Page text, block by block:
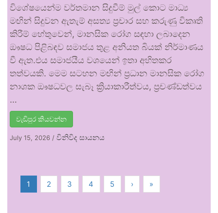
විශේෂයෙන්ම වර්තමාන සිදුවීම් මුල් කොට මාධ්‍ය
මඟින් සිදුවන ඇතැම් අසත්‍ය ප්‍රචාර සහ කරුණු විකෘති
කිරීම් හේතුවෙන්, මානසික රෝග සඳහා ලබාදෙන
ඖෂධ පිළිබඳව සමාජය තුළ අනියත බියක් නිර්මාණය
වී ඇත.එය සමාජයීය වශයෙන් ඉතා අහිතකර
තත්වයකි. මෙම සටහන මඟින් ප්‍රධාන මානසික රෝග
නාශක ඖෂධවල සැබෑ ක්‍රියාකාරීත්වය, ප්‍රචණ්ඩත්වය
…
වැඩිපුර කියවන්න
July 15, 2026 / විනිවිද සායනය
1 2 3 4 5 › »